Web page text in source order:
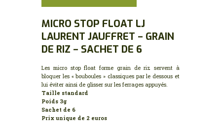
MICRO STOP FLOAT LJ
LAURENT JAUFFRET – GRAIN
DE RIZ – SACHET DE 6
Les micro stop float forme grain de riz servent à
bloquer les « bouboules » classiques par le dessous et
lui éviter ainsi de glisser sur les ferrages appuyés.
Taille standard
Poids 3g
Sachet de 6
Prix unique de 2 euros